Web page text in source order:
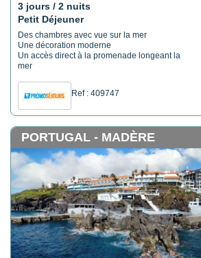
3 jours / 2 nuits
Petit Déjeuner
Des chambres avec vue sur la mer
Une décoration moderne
Un accès direct à la promenade longeant la
mer
Ref : 409747
PORTUGAL - MADÈRE